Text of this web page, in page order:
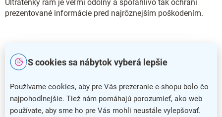
S cookies sa nábytok vyberá lepšie
Používame cookies, aby pre Vás prezeranie e-shopu bolo čo
najpohodlnejšie. Tiež nám pomáhajú porozumieť, ako web
používate, aby sme ho pre Vás mohli neustále vylepšovať.
Ultratenký rám je veľmi odolný a spoľahlivo tak ochráni
prezentované informácie pred najrôznejším poškodením.